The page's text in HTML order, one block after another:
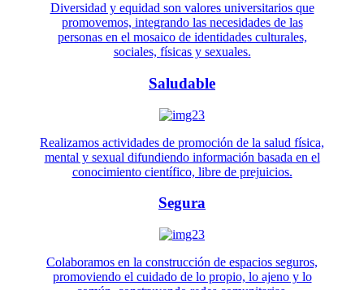
Diversidad y equidad son valores universitarios que
promovemos, integrando las necesidades de las
personas en el mosaico de identidades culturales,
sociales, físicas y sexuales.
Saludable
Realizamos actividades de promoción de la salud física,
mental y sexual difundiendo información basada en el
conocimiento científico, libre de prejuicios.
Segura
Colaboramos en la construcción de espacios seguros,
promoviendo el cuidado de lo propio, lo ajeno y lo